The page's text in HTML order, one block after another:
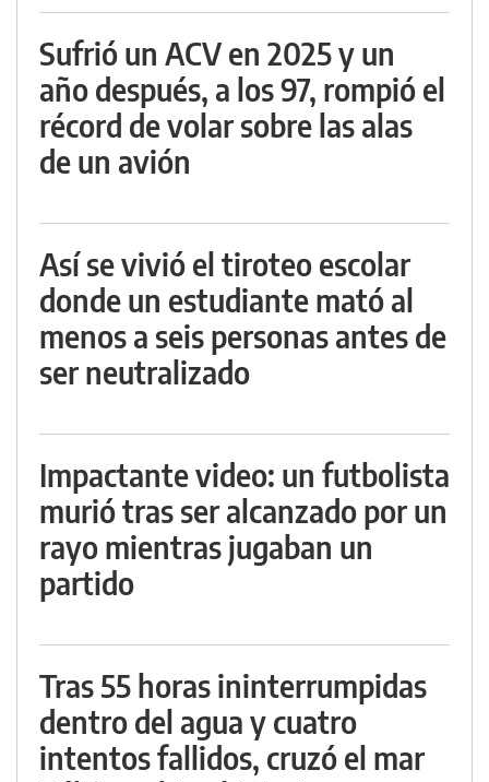
Sufrió un ACV en 2025 y un
año después, a los 97, rompió el
récord de volar sobre las alas
de un avión
Así se vivió el tiroteo escolar
donde un estudiante mató al
menos a seis personas antes de
ser neutralizado
Impactante video: un futbolista
murió tras ser alcanzado por un
rayo mientras jugaban un
partido
Tras 55 horas ininterrumpidas
dentro del agua y cuatro
intentos fallidos, cruzó el mar